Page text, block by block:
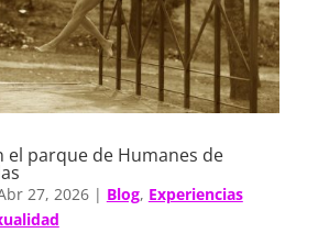
el parque de Humanes de
27, 2026| Blog, Experiencias